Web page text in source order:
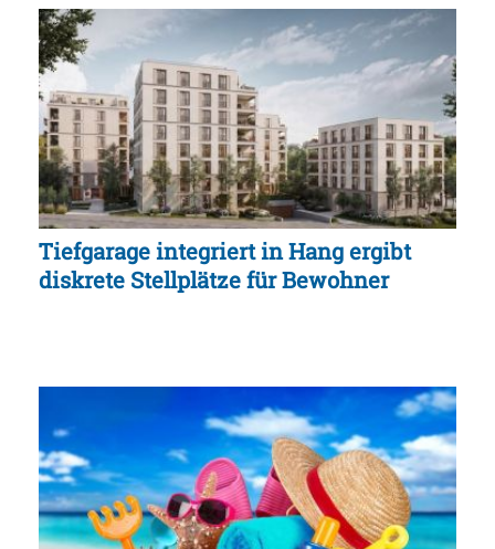
Tiefgarage integriert in Hang ergibt
diskrete Stellplätze für Bewohner